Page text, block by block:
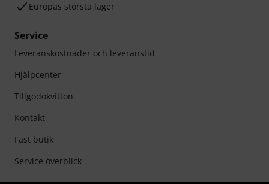
Europas största lager
Service
Leveranskostnader och leveranstid
Hjälpcenter
Tillgodokvitton
Kontakt
Fast butik
Service överblick